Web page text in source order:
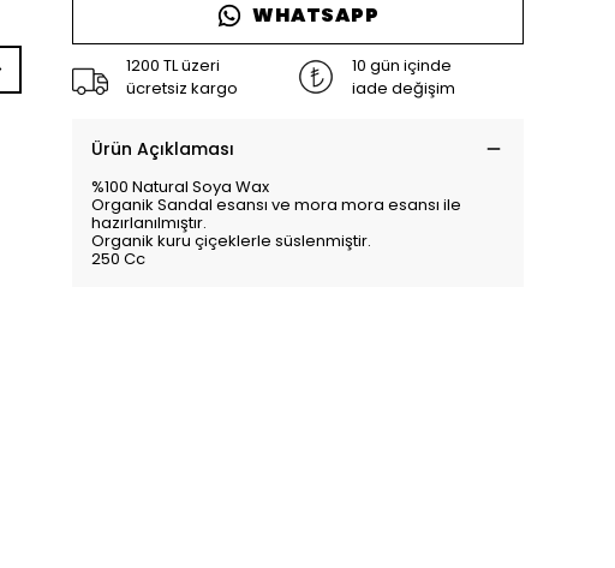
WHATSAPP
1200 TL üzeri
ücretsiz kargo
10 gün içinde
iade değişim
Ürün Açıklaması
%100 Natural Soya Wax
Organik Sandal esansı ve mora mora esansı ile
hazırlanılmıştır.
Organik kuru çiçeklerle süslenmiştir.
250 Cc